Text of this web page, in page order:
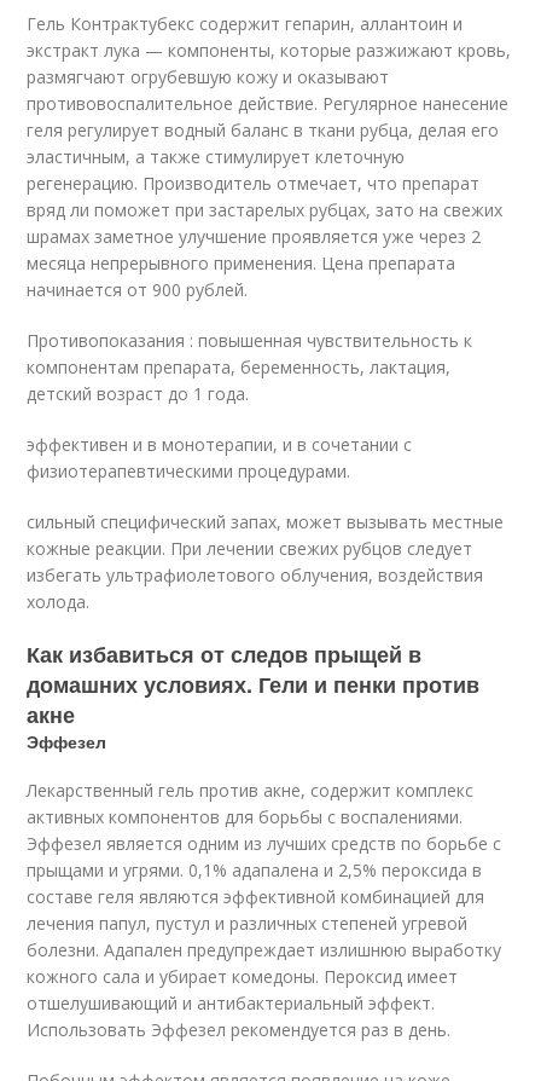
Гель Контрактубекс содержит гепарин, аллантоин и
экстракт лука — компоненты, которые разжижают кровь,
размягчают огрубевшую кожу и оказывают
противовоспалительное действие. Регулярное нанесение
геля регулирует водный баланс в ткани рубца, делая его
эластичным, а также стимулирует клеточную
регенерацию. Производитель отмечает, что препарат
вряд ли поможет при застарелых рубцах, зато на свежих
шрамах заметное улучшение проявляется уже через 2
месяца непрерывного применения. Цена препарата
начинается от 900 рублей.
Противопоказания : повышенная чувствительность к
компонентам препарата, беременность, лактация,
детский возраст до 1 года.
эффективен и в монотерапии, и в сочетании с
физиотерапевтическими процедурами.
сильный специфический запах, может вызывать местные
кожные реакции. При лечении свежих рубцов следует
избегать ультрафиолетового облучения, воздействия
холода.
Как избавиться от следов прыщей в
домашних условиях. Гели и пенки против
акне
Эффезел
Лекарственный гель против акне, содержит комплекс
активных компонентов для борьбы с воспалениями.
Эффезел является одним из лучших средств по борьбе с
прыщами и угрями. 0,1% адапалена и 2,5% пероксида в
составе геля являются эффективной комбинацией для
лечения папул, пустул и различных степеней угревой
болезни. Адапален предупреждает излишнюю выработку
кожного сала и убирает комедоны. Пероксид имеет
отшелушивающий и антибактериальный эффект.
Использовать Эффезел рекомендуется раз в день.